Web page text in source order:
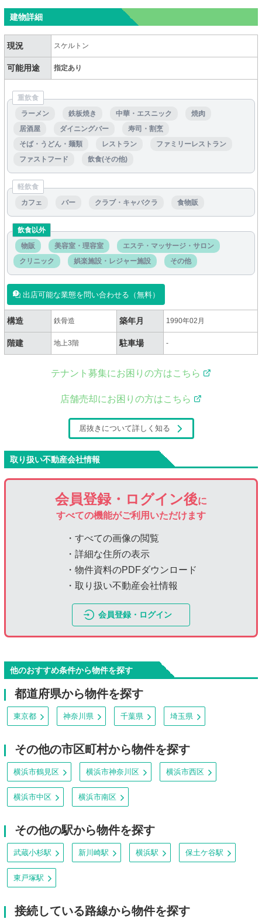
建物詳細
現況 スケルトン
可能用途 指定あり
重飲食
ラーメン
鉄板焼き 中華・エスニック
焼肉
居酒屋
ダイニングバー
寿司・割烹
そば・うどん・麺類
レストラン
ファミリーレストラン
ファストフード
飲食(その他)
軽飲食
カフェ
バー クラブ・キャバクラ 食物販
飲食以外
物販
美容室・理容室
エステ・マッサージ・サロン
クリニック
娯楽施設・レジャー施設 その他
出店可能な業態を問い合わせる（無料）
構造 鉄骨造 築年月 1990年02月
階建 地上3階 駐車場 -
テナント募集にお困りの方はこちら
店舗売却にお困りの方はこちら
居抜きについて詳しく知る
取り扱い不動産会社情報
会員登録・ログイン後に
すべての機能がご利用いただけます
・すべての画像の閲覧
・詳細な住所の表示
・物件資料のPDFダウンロード
・取り扱い不動産会社情報
会員登録・ログイン
他のおすすめ条件から物件を探す
都道府県から物件を探す
東京都 神奈川県 千葉県 埼玉県
その他の市区町村から物件を探す
横浜市鶴見区 横浜市神奈川区 横浜市西区
横浜市中区 横浜市南区
その他の駅から物件を探す
武蔵小杉駅 新川崎駅 横浜駅 保土ケ谷駅
東戸塚駅
接続している路線から物件を探す